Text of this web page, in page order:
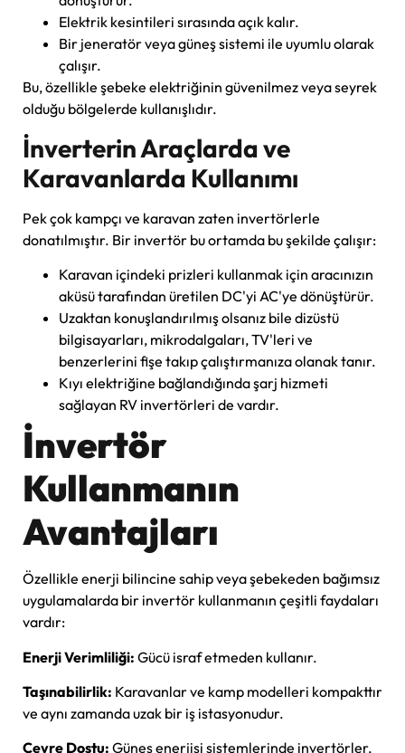
Elektrik kesintileri sırasında açık kalır.
Bir jeneratör veya güneş sistemi ile uyumlu olarak
çalışır.
Bu, özellikle şebeke elektriğinin güvenilmez veya seyrek
olduğu bölgelerde kullanışlıdır.
İnverterin Araçlarda ve
Karavanlarda Kullanımı
Pek çok kampçı ve karavan zaten invertörlerle
donatılmıştır. Bir invertör bu ortamda bu şekilde çalışır:
Karavan içindeki prizleri kullanmak için aracınızın
aküsü tarafından üretilen DC'yi AC'ye dönüştürür.
Uzaktan konuşlandırılmış olsanız bile dizüstü
bilgisayarları, mikrodalgaları, TV'leri ve
benzerlerini fişe takıp çalıştırmanıza olanak tanır.
Kıyı elektriğine bağlandığında şarj hizmeti
sağlayan RV invertörleri de vardır.
İnvertör
Kullanmanın
Avantajları
Özellikle enerji bilincine sahip veya şebekeden bağımsız
uygulamalarda bir invertör kullanmanın çeşitli faydaları
vardır:
Enerji Verimliliği: Gücü israf etmeden kullanır.
Taşınabilirlik: Karavanlar ve kamp modelleri kompakttır
ve aynı zamanda uzak bir iş istasyonudur.
Çevre Dostu: Güneş enerjisi sistemlerinde invertörler,